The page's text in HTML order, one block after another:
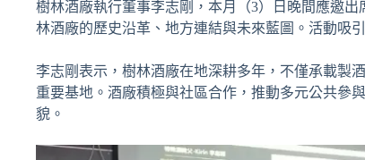
樹林酒廠執行董事李志剛，本月（3）日晚間應邀
林酒廠的歷史沿革、地方連結與未來藍圖。活動吸
李志剛表示，樹林酒廠在地深耕多年，不僅承載製
重要基地。酒廠積極與社區合作，推動多元公共參
貌。